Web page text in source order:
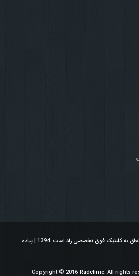
بهکلینیک فوق تخصصی راد
است. 1394 | پیاده
Copyright © 2016Radclinic. All rights